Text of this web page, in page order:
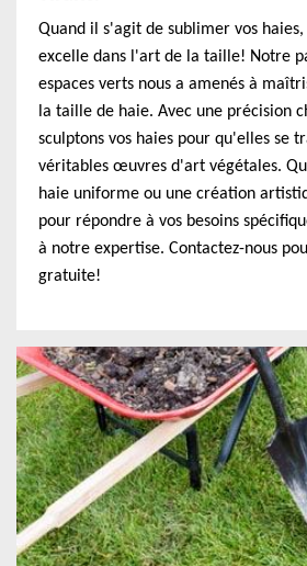
Quand il s'agit de sublimer vos
excelle dans l'art de la taille! Notre
espaces verts nous a amenés à
la taille de haie. Avec une précision
sculptons vos haies pour qu'elles se
véritables œuvres d'art végétales.
haie uniforme ou une création
pour répondre à vos besoins
à notre expertise. Contactez-nous
gratuite!